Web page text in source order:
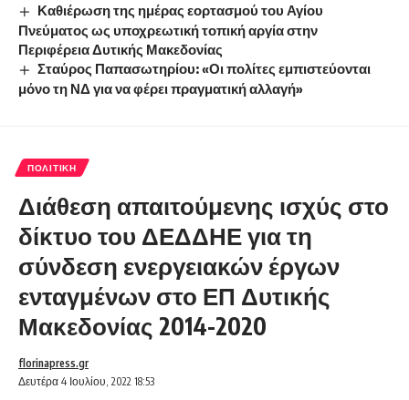
Καθιέρωση της ημέρας εορτασμού του Αγίου
Πνεύματος ως υποχρεωτική τοπική αργία στην
Περιφέρεια Δυτικής Μακεδονίας
Σταύρος Παπασωτηρίου: «Οι πολίτες εμπιστεύονται
μόνο τη ΝΔ για να φέρει πραγματική αλλαγή»
ΠΟΛΙΤΙΚΉ
Διάθεση απαιτούμενης ισχύς στο
δίκτυο του ΔΕΔΔΗΕ για τη
σύνδεση ενεργειακών έργων
ενταγμένων στο ΕΠ Δυτικής
Μακεδονίας 2014-2020
Δευτέρα 4 Ιουλίου, 2022 18:53
florinapress.gr